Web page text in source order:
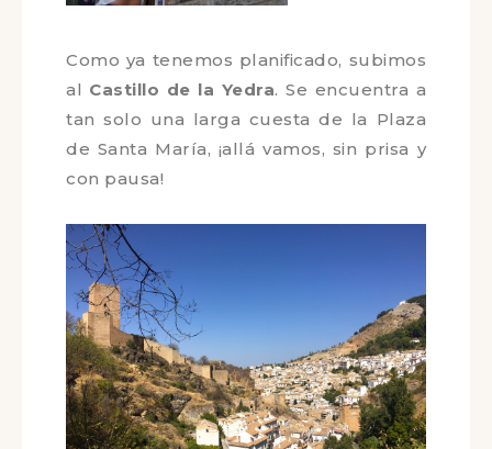
Como ya tenemos planificado,
subimos al Castillo de la Yedra. Se
encuentra a tan solo una larga
¡allá vamos, sin prisa y con pausa!